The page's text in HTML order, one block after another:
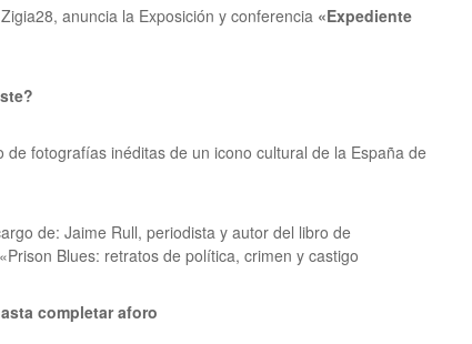
anuncia la Exposición y conferencia «Expediente
de fotografías inéditas de un icono cultural de la España de
de: Jaime Rull, periodista y autor del libro de
Blues: retratos de política, crimen y castigo
completar aforo